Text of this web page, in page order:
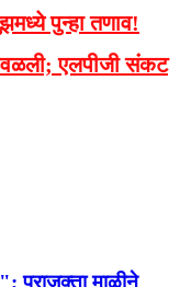
पुन्हा तणाव!
एलपीजी संकट